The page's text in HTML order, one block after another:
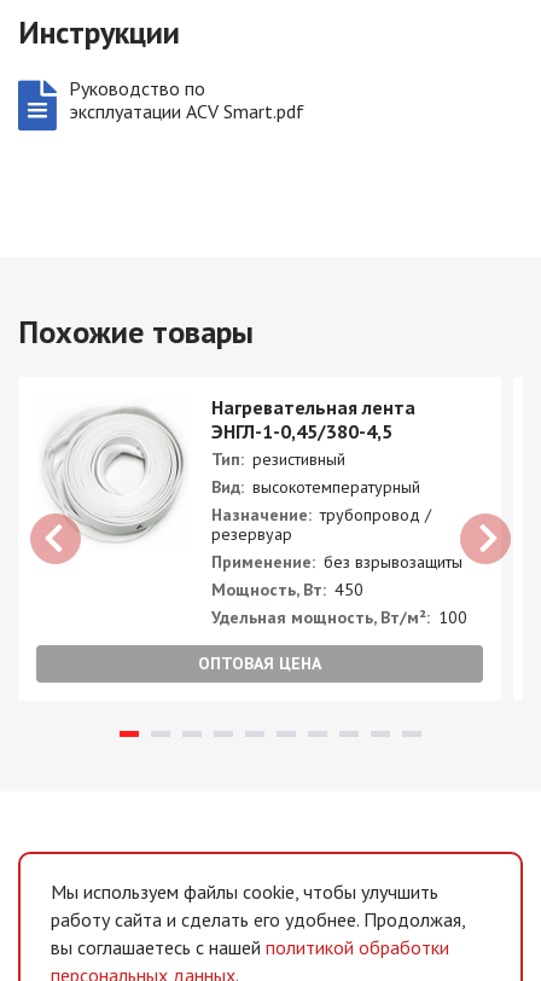
Инструкции
Руководство по
эксплуатации ACV Smart.pdf
Похожие товары
Нагревательная лента
ЭНГЛ-1-0,45/380-4,5
Тип: резистивный
Вид: высокотемпературный
Назначение: трубопровод /
резервуар
Применение: без взрывозащиты
Мощность, Вт: 450
Удельная мощность, Вт/м²: 100
ОПТОВАЯ ЦЕНА
Мы используем файлы cookie, чтобы улучшить
работу сайта и сделать его удобнее. Продолжая,
вы соглашаетесь с нашей политикой обработки
персональных данных.